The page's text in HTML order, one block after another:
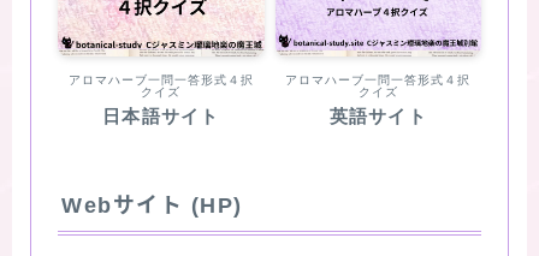
アロマハーブ一問一答形式４択
クイズ
日本語サイト
アロマハーブ一問一答形式４択
クイズ
英語サイト
Webサイト (HP)